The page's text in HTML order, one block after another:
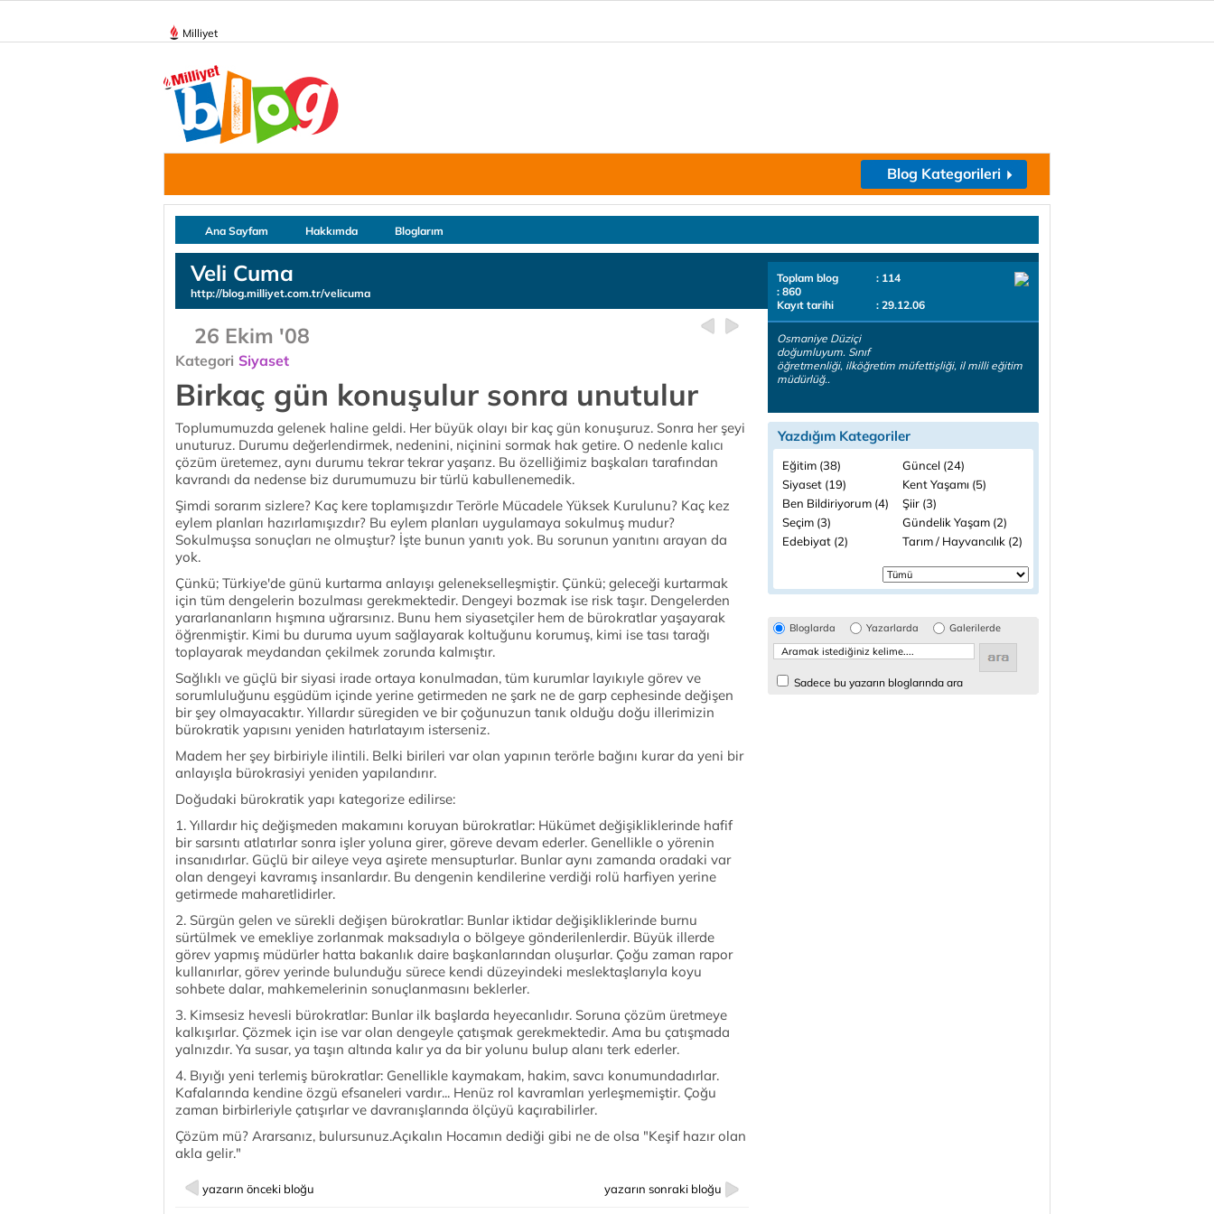
Milliyet
Blog Kategorileri
Ana Sayfam Hakkımda Bloglarım
Veli Cuma
http://blog.milliyet.com.tr/velicuma
26 Ekim '08
Kategori Siyaset
Birkaç gün konuşulur sonra unutulur
Toplumumuzda gelenek haline geldi. Her büyük olayı bir kaç gün konuşuruz. Sonra her şeyi
unuturuz. Durumu değerlendirmek, nedenini, niçinini sormak hak getire. O nedenle kalıcı
çözüm üretemez, aynı durumu tekrar tekrar yaşarız. Bu özelliğimiz başkaları tarafından
kavrandı da nedense biz durumumuzu bir türlü kabullenemedik.
Şimdi sorarım sizlere? Kaç kere toplamışızdır Terörle Mücadele Yüksek Kurulunu? Kaç kez
eylem planları hazırlamışızdır? Bu eylem planları uygulamaya sokulmuş mudur?
Sokulmuşsa sonuçları ne olmuştur? İşte bunun yanıtı yok. Bu sorunun yanıtını arayan da
yok.
Çünkü; Türkiye'de günü kurtarma anlayışı gelenekselleşmiştir. Çünkü; geleceği kurtarmak
için tüm dengelerin bozulması gerekmektedir. Dengeyi bozmak ise risk taşır. Dengelerden
yararlananların hışmına uğrarsınız. Bunu hem siyasetçiler hem de bürokratlar yaşayarak
öğrenmiştir. Kimi bu duruma uyum sağlayarak koltuğunu korumuş, kimi ise tası tarağı
toplayarak meydandan çekilmek zorunda kalmıştır.
Sağlıklı ve güçlü bir siyasi irade ortaya konulmadan, tüm kurumlar layıkıyle görev ve
sorumluluğunu eşgüdüm içinde yerine getirmeden ne şark ne de garp cephesinde değişen
bir şey olmayacaktır. Yıllardır süregiden ve bir çoğunuzun tanık olduğu doğu illerimizin
bürokratik yapısını yeniden hatırlatayım isterseniz.
Madem her şey birbiriyle ilintili. Belki birileri var olan yapının terörle bağını kurar da yeni bir
anlayışla bürokrasiyi yeniden yapılandırır.
Doğudaki bürokratik yapı kategorize edilirse:
1. Yıllardır hiç değişmeden makamını koruyan bürokratlar: Hükümet değişikliklerinde hafif
bir sarsıntı atlatırlar sonra işler yoluna girer, göreve devam ederler. Genellikle o yörenin
insanıdırlar. Güçlü bir aileye veya aşirete mensupturlar. Bunlar aynı zamanda oradaki var
olan dengeyi kavramış insanlardır. Bu dengenin kendilerine verdiği rolü harfiyen yerine
getirmede maharetlidirler.
2. Sürgün gelen ve sürekli değişen bürokratlar: Bunlar iktidar değişikliklerinde burnu
sürtülmek ve emekliye zorlanmak maksadıyla o bölgeye gönderilenlerdir. Büyük illerde
görev yapmış müdürler hatta bakanlık daire başkanlarından oluşurlar. Çoğu zaman rapor
kullanırlar, görev yerinde bulunduğu sürece kendi düzeyindeki meslektaşlarıyla koyu
sohbete dalar, mahkemelerinin sonuçlanmasını beklerler.
3. Kimsesiz hevesli bürokratlar: Bunlar ilk başlarda heyecanlıdır. Soruna çözüm üretmeye
kalkışırlar. Çözmek için ise var olan dengeyle çatışmak gerekmektedir. Ama bu çatışmada
yalnızdır. Ya susar, ya taşın altında kalır ya da bir yolunu bulup alanı terk ederler.
4. Bıyığı yeni terlemiş bürokratlar: Genellikle kaymakam, hakim, savcı konumundadırlar.
Kafalarında kendine özgü efsaneleri vardır... Henüz rol kavramları yerleşmemiştir. Çoğu
zaman birbirleriyle çatışırlar ve davranışlarında ölçüyü kaçırabilirler.
Çözüm mü? Ararsanız, bulursunuz.Açıkalın Hocamın dediği gibi ne de olsa "Keşif hazır olan
akla gelir."
yazarın önceki bloğu yazarın sonraki bloğu
Toplam blog
: 114
: 860
Kayıt tarihi
: 29.12.06
Osmaniye Düziçi
doğumluyum. Sınıf
öğretmenliği, ilköğretim müfettişliği, il milli eğitim
müdürlüğ..
Yazdığım Kategoriler
Eğitim (38)
Güncel (24)
Siyaset (19)
Kent Yaşamı (5)
Ben Bildiriyorum (4)
Şiir (3)
Seçim (3)
Gündelik Yaşam (2)
Edebiyat (2)
Tarım / Hayvancılık (2)
Bloglarda Yazarlarda Galerilerde
Sadece bu yazarın bloglarında ara